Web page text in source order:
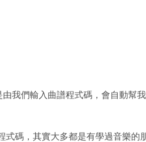
由我們輸入曲譜程式碼，會自動幫
式碼，其實大多都是有學過音樂的